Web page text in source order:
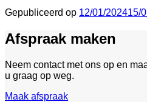
Gepubliceerd op 12/01/202415/
Afspraak maken
Neem contact met ons op en
u graag op weg.
Maak afspraak